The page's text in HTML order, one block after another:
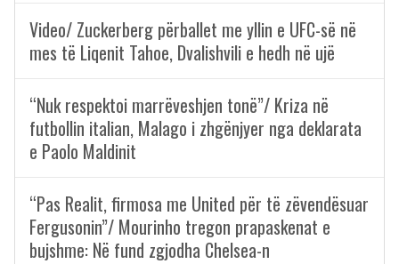
Video/ Zuckerberg përballet me yllin e UFC-së në
mes të Liqenit Tahoe, Dvalishvili e hedh në ujë
“Nuk respektoi marrëveshjen tonë”/ Kriza në
futbollin italian, Malago i zhgënjyer nga deklarata
e Paolo Maldinit
“Pas Realit, firmosa me United për të zëvendësuar
Fergusonin”/ Mourinho tregon prapaskenat e
bujshme: Në fund zgjodha Chelsea-n